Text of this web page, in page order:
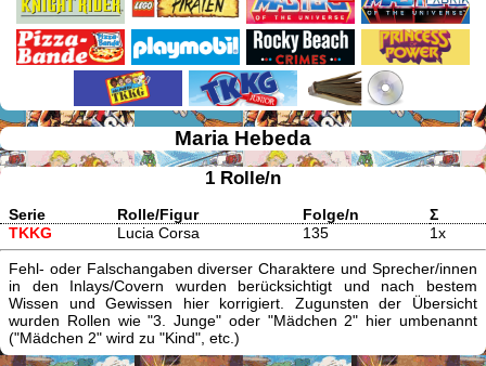
Maria Hebeda
1 Rolle/n
Serie Rolle/Figur Folge/n
Σ
TKKG
Lucia Corsa 135 1x
Fehl- oder Falschangaben diverser Charaktere und Sprecher/innen
in den Inlays/Covern wurden berücksichtigt und nach bestem
Wissen und Gewissen hier korrigiert. Zugunsten der Übersicht
wurden Rollen wie "3. Junge" oder "Mädchen 2" hier umbenannt
("Mädchen 2" wird zu "Kind", etc.)